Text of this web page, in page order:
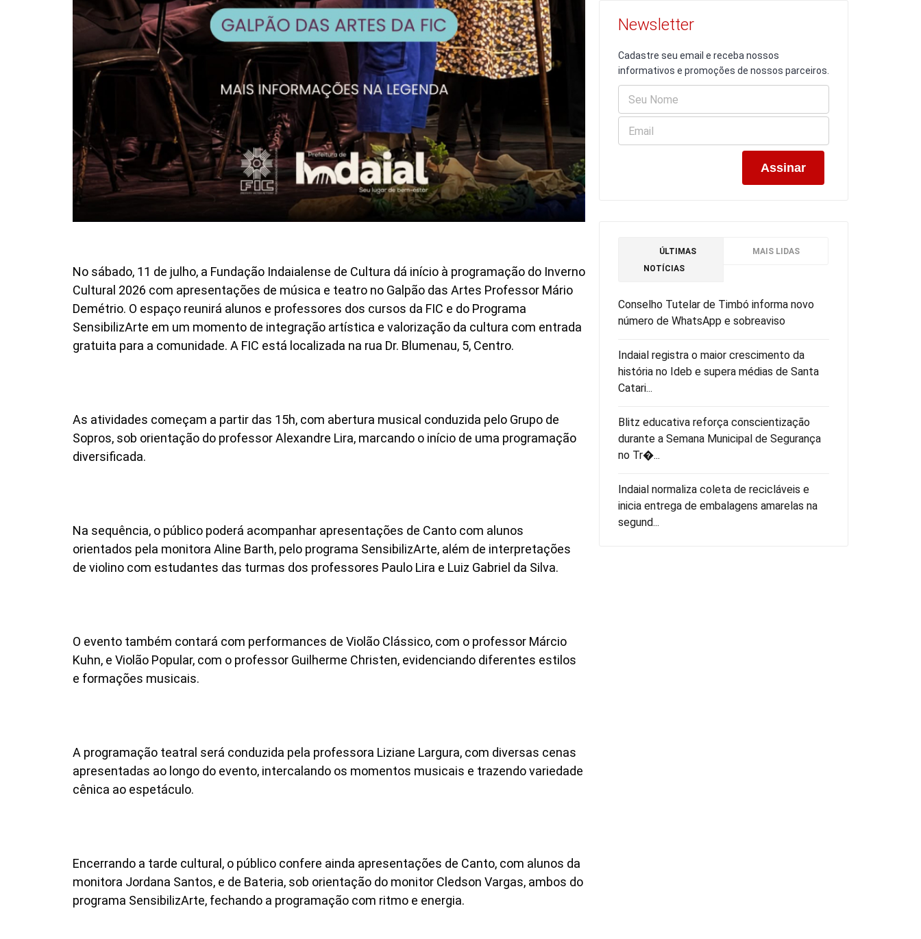
No sábado, 11 de julho, a Fundação Indaialense de Cultura dá início à programação do Inverno
Cultural 2026 com apresentações de música e teatro no Galpão das Artes Professor Mário
Demétrio. O espaço reunirá alunos e professores dos cursos da FIC e do Programa
SensibilizArte em um momento de integração artística e valorização da cultura com entrada
gratuita para a comunidade. A FIC está localizada na rua Dr. Blumenau, 5, Centro.
As atividades começam a partir das 15h, com abertura musical conduzida pelo Grupo de
Sopros, sob orientação do professor Alexandre Lira, marcando o início de uma programação
diversificada.
Na sequência, o público poderá acompanhar apresentações de Canto com alunos
orientados pela monitora Aline Barth, pelo programa SensibilizArte, além de interpretações
de violino com estudantes das turmas dos professores Paulo Lira e Luiz Gabriel da Silva.
O evento também contará com performances de Violão Clássico, com o professor Márcio
Kuhn, e Violão Popular, com o professor Guilherme Christen, evidenciando diferentes estilos
e formações musicais.
A programação teatral será conduzida pela professora Liziane Largura, com diversas cenas
apresentadas ao longo do evento, intercalando os momentos musicais e trazendo variedade
cênica ao espetáculo.
Encerrando a tarde cultural, o público confere ainda apresentações de Canto, com alunos da
monitora Jordana Santos, e de Bateria, sob orientação do monitor Cledson Vargas, ambos do
programa SensibilizArte, fechando a programação com ritmo e energia.
Newsletter
Cadastre seu email e receba nossos
informativos e promoções de nossos parceiros.
ÚLTIMAS
NOTÍCIAS
MAIS LIDAS
Conselho Tutelar de Timbó informa novo
número de WhatsApp e sobreaviso
Indaial registra o maior crescimento da
história no Ideb e supera médias de Santa
Catari...
Blitz educativa reforça conscientização
durante a Semana Municipal de Segurança
no Tr�...
Indaial normaliza coleta de recicláveis e
inicia entrega de embalagens amarelas na
segund...